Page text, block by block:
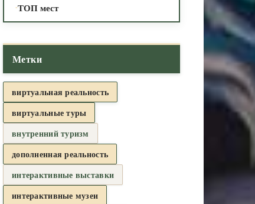
ТОП мест
Метки
виртуальная реальность
виртуальные туры
внутренний туризм
дополненная реальность
интерактивные выставки
интерактивные музеи